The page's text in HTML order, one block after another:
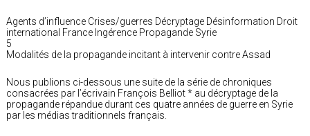
Agents d’influence Crises/guerres Décryptage Désinformation Droit
international France Ingérence Propagande Syrie
5
Modalités de la propagande incitant à intervenir contre Assad
Nous publions ci-dessous une suite de la série de chroniques
consacrées par l’écrivain François Belliot * au décryptage de la
propagande répandue durant ces quatre années de guerre en Syrie
par les médias traditionnels français.